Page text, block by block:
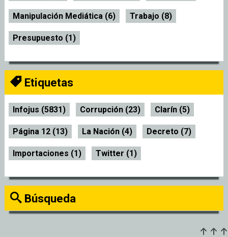
Manipulación Mediática (6) Trabajo (8)
Presupuesto (1)
Etiquetas
Infojus (5831) Corrupción (23) Clarín (5)
Página 12 (13) La Nación (4) Decreto (7)
Importaciones (1) Twitter (1)
Búsqueda